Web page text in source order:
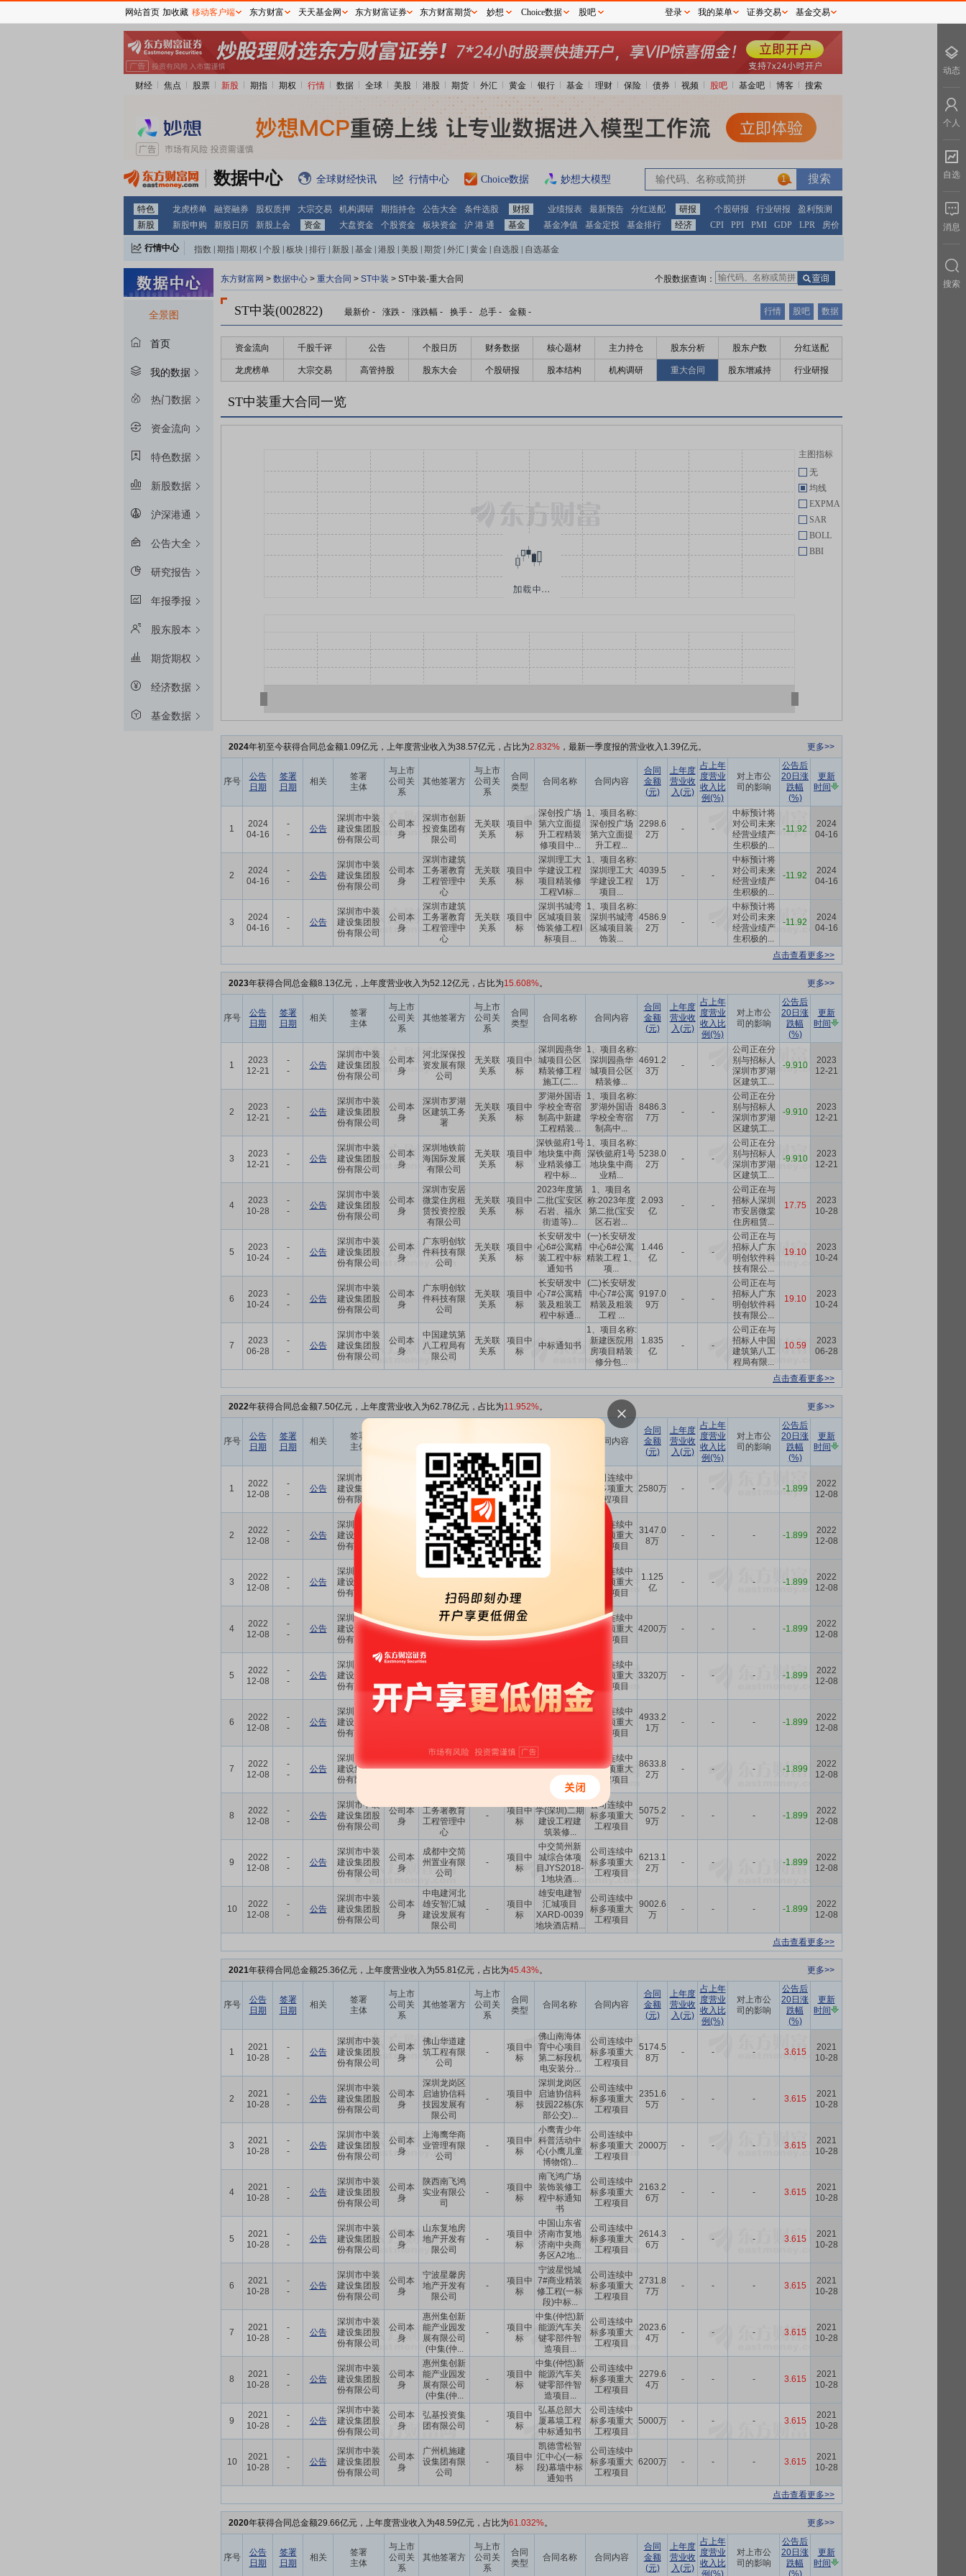
财经 焦点 股票 新股 期指 期权 行情 数据 全球 美股 港股 期货 外汇 黄金 银行 基金 理财 保险 债券 视频 股吧 基金吧 博客 搜索
数据中心 全球财经快讯 行情中心 Choice数据 妙想大模型 1
特色 龙虎榜单 融资融券 股权质押 大宗交易 机构调研 期指持仓 公告大全 条件选股 财报 业绩报表 最新预告 分红送配 研报 个股研报 行业研报
盈利预测
新股
新股申购 新股日历 新股上会 资金 大盘资金 个股资金 板块资金 沪 港 通 基金 基金净值 基金定投 基金排行 经济 CPI PPI PMI GDP LPR 房价
行情中心 指数 期指 期权 个股 板块 排行 新股 基金 港股 美股 期货 外汇 黄金 自选股 自选基金
全景图
首页
我的数据
热门数据
资金流向
特色数据
新股数据
沪深港通
公告大全
研究报告
年报季报
股东股本
期货期权
经济数据
基金数据
东方财富网 > 数据中心 > 重大合同 > ST中装 > ST中装-重大合同 个股数据查询：
ST中装(002822) 最新价 - 涨跌 - 涨跌幅 - 换手 - 总手 - 金额 - 行情 股吧 数据
资金流向 千股千评 公告 个股日历 财务数据 核心题材 主力持仓 股东分析 股东户数 分红送配
龙虎榜单 大宗交易 高管持股 股东大会 个股研报 股本结构 机构调研 重大合同 股东增减持 行业研报
ST中装重大合同一览
主图指标
无
均线
EXPMA
SAR
BOLL
BBI
2024年初至今获得合同总金额1.09亿元，上年度营业收入为38.57亿元，占比为2.832% ，最新一季度报的营业收入1.39亿元。 更多>>
序号
公告
日期
签署
日期
相关
签署
主体
与上市
公司关
系
其他签署方
与上市
公司关
系
合同
类型
合同名称 合同内容
合同
金额
(元)
上年度
营业收
入(元)
占上年
度营业
收入比
例(%)
对上市公
司的影响
公告后
20日涨
跌幅
(%)
更新
时间
1
2024
04-16
-
-
公告
深圳市中装
建设集团股
份有限公司
公司本
身
深圳市创新
投资集团有
限公司
无关联
关系
项目中
标
深创投广场
第六立面提
升工程精装
修项目中...
1、项目名称:
深创投广场
第六立面提
升工程...
2298.6
2万
- -
中标预计将
对公司未来
经营业绩产
生积极的...
-11.92
2024
04-16
2
2024
04-16
-
-
公告
深圳市中装
建设集团股
份有限公司
公司本
身
深圳市建筑
工务署教育
工程管理中
心
无关联
关系
项目中
标
深圳理工大
学建设工程
项目精装修
工程Ⅵ标...
1、项目名称:
深圳理工大
学建设工程
项目...
4039.5
1万
- -
中标预计将
对公司未来
经营业绩产
生积极的...
-11.92
2024
04-16
3
2024
04-16
-
-
公告
深圳市中装
建设集团股
份有限公司
公司本
身
深圳市建筑
工务署教育
工程管理中
心
无关联
关系
项目中
标
深圳书城湾
区城项目装
饰装修工程Ⅰ
标项目...
1、项目名称:
深圳书城湾
区城项目装
饰装...
4586.9
2万
- -
中标预计将
对公司未来
经营业绩产
生积极的...
-11.92
2024
04-16
点击查看更多>>
2023年获得合同总金额8.13亿元，上年度营业收入为52.12亿元，占比为15.608%。 更多>>
序号
公告
日期
签署
日期
相关
签署
主体
与上市
公司关
系
其他签署方
与上市
公司关
系
合同
类型
合同名称 合同内容
合同
金额
(元)
上年度
营业收
入(元)
占上年
度营业
收入比
例(%)
对上市公
司的影响
公告后
20日涨
跌幅
(%)
更新
时间
1
2023
12-21
-
-
公告
深圳市中装
建设集团股
份有限公司
公司本
身
河北深保投
资发展有限
公司
无关联
关系
项目中
标
深圳园燕华
城项目公区
精装修工程
施工(二...
1、项目名称:
深圳园燕华
城项目公区
精装修...
4691.2
3万
- -
公司正在分
别与招标人
深圳市罗湖
区建筑工...
-9.910
2023
12-21
2
2023
12-21
-
-
公告
深圳市中装
建设集团股
份有限公司
公司本
身
深圳市罗湖
区建筑工务
署
无关联
关系
项目中
标
罗湖外国语
学校全寄宿
制高中新建
工程精装...
1、项目名称:
罗湖外国语
学校全寄宿
制高中...
8486.3
7万
- -
公司正在分
别与招标人
深圳市罗湖
区建筑工...
-9.910
2023
12-21
3
2023
12-21
-
-
公告
深圳市中装
建设集团股
份有限公司
公司本
身
深圳地铁前
海国际发展
有限公司
无关联
关系
项目中
标
深铁懿府1号
地块集中商
业精装修工
程中标...
1、项目名称:
深铁懿府1号
地块集中商
业精...
5238.0
2万
- -
公司正在分
别与招标人
深圳市罗湖
区建筑工...
-9.910
2023
12-21
4
2023
10-28
-
-
公告
深圳市中装
建设集团股
份有限公司
公司本
身
深圳市安居
微棠住房租
赁投资控股
有限公司
无关联
关系
项目中
标
2023年度第
二批(宝安区
石岩、福永
街道等)...
1、项目名
称:2023年度
第二批(宝安
区石岩...
2.093
亿
- -
公司正在与
招标人深圳
市安居微棠
住房租赁...
17.75
2023
10-28
5
2023
10-24
-
-
公告
深圳市中装
建设集团股
份有限公司
公司本
身
广东明创软
件科技有限
公司
无关联
关系
项目中
标
长安研发中
心6#公寓精
装工程中标
通知书
(一)长安研发
中心6#公寓
精装工程 1、
项...
1.446
亿
- -
公司正在与
招标人广东
明创软件科
技有限公...
19.10
2023
10-24
6
2023
10-24
-
-
公告
深圳市中装
建设集团股
份有限公司
公司本
身
广东明创软
件科技有限
公司
无关联
关系
项目中
标
长安研发中
心7#公寓精
装及粗装工
程中标通...
(二)长安研发
中心7#公寓
精装及粗装
工程 ...
9197.0
9万
- -
公司正在与
招标人广东
明创软件科
技有限公...
19.10
2023
10-24
7
2023
06-28
-
-
公告
深圳市中装
建设集团股
份有限公司
公司本
身
中国建筑第
八工程局有
限公司
无关联
关系
项目中
标
中标通知书
1、项目名称:
新建医院用
房项目精装
修分包...
1.835
亿
- -
公司正在与
招标人中国
建筑第八工
程局有限...
10.59
2023
06-28
点击查看更多>>
2022年获得合同总金额7.50亿元，上年度营业收入为62.78亿元，占比为11.952%。 更多>>
序号
公告
日期
签署
日期
相关
签署
主体
其他签署方
系
合同名称 合同内容
合同
金额
(元)
上年度
营业收
入(元)
占上年
度营业
收入比
例(%)
对上市公
司的影响
公告后
20日涨
跌幅
(%)
更新
时间
1
2022
12-08
-
-
公告
深圳市中装
建设集团股
份有限公司
湖南宝基地
产集团有限
公司
-
项目中
标
来登酒店暖
通工程施工
公司连续中
标多项重大
工程项目
2580万 - - - -1.899
2022
12-08
2
2022
12-08
-
-
公告
深圳市中装
建设集团股
份有限公司
华润(深圳)有
限公司
-
项目中
标
精装修工程
中标通知...
公司连续中
标多项重大
工程项目
3147.0
8万
- - - -1.899
2022
12-08
3
2022
12-08
-
-
公告
深圳市中装
建设集团股
份有限公司
济南中铁诺
有限公司
项目中
中国中铁·诺
德生态城
公司连续中
标多项重大
工程项目
1.125
亿
- - - -1.899
2022
12-08
4
2022
12-08
-
-
公告
深圳市中装
建设集团股
份有限公司
公司本
身
青岛海尔空
调电子有限
公司
项目中
标
岛创客公寓
项目精装修
公司连续中
标多项重大
工程项目
4200万 - - - -1.899
2022
12-08
5
2022
12-08
-
-
公告
深圳市中装
建设集团股
份有限公司
身
山西良硕房
限公司
标
工程中标通
知书
公司连续中
标多项重大
工程项目
3320万 - - - -1.899
2022
12-08
6
2022
12-08
-
-
公告
深圳市中装
建设集团股
份有限公司
陕西燃气产
公司连续中
标多项重大
工程项目
4933.2
1万
- - - -1.899
2022
12-08
7
2022
12-08
-
-
公告
深圳市中装
建设集团股
份有限公司
公司本
深圳市建筑
工务署教育
-
项目中
医院项目装
修装饰工程Ⅲ
标段中...
公司连续中
标多项重大
工程项目
8633.8
2万
- - - -1.899
2022
12-08
8
2022
12-08
-
-
公告
深圳市中装
建设集团股
份有限公司
公司本
身
工务署教育
工程管理中
心
-
项目中
标
香港中文大
学(深圳)二期
建设工程建
筑装修...
公司连续中
标多项重大
工程项目
5075.2
9万
- - - -1.899
2022
12-08
9
2022
12-08
-
-
公告
深圳市中装
建设集团股
份有限公司
公司本
身
成都中交简
州置业有限
公司
-
项目中
标
中交简州新
城综合体项
目JYS2018-
1地块酒...
公司连续中
标多项重大
工程项目
6213.1
2万
- - - -1.899
2022
12-08
10
2022
12-08
-
-
公告
深圳市中装
建设集团股
份有限公司
公司本
身
中电建河北
雄安智汇城
建设发展有
限公司
-
项目中
标
雄安电建智
汇城项目
XARD-0039
地块酒店精...
公司连续中
标多项重大
工程项目
9002.6
万
- - - -1.899
2022
12-08
点击查看更多>>
2021年获得合同总金额25.36亿元，上年度营业收入为55.81亿元，占比为45.43%。 更多>>
序号
公告
日期
签署
日期
相关
签署
主体
与上市
公司关
系
其他签署方
与上市
公司关
系
合同
类型
合同名称 合同内容
合同
金额
(元)
上年度
营业收
入(元)
占上年
度营业
收入比
例(%)
对上市公
司的影响
公告后
20日涨
跌幅
(%)
更新
时间
1
2021
10-28
-
-
公告
深圳市中装
建设集团股
份有限公司
公司本
身
佛山华道建
筑工程有限
公司
-
项目中
标
佛山南海体
育中心项目
第二标段机
电安装分...
公司连续中
标多项重大
工程项目
5174.5
8万
- - - 3.615
2021
10-28
2
2021
10-28
-
-
公告
深圳市中装
建设集团股
份有限公司
公司本
身
深圳龙岗区
启迪协信科
技园发展有
限公司
-
项目中
标
深圳龙岗区
启迪协信科
技园22栋(东
部公交)...
公司连续中
标多项重大
工程项目
2351.6
5万
- - - 3.615
2021
10-28
3
2021
10-28
-
-
公告
深圳市中装
建设集团股
份有限公司
公司本
身
上海鹰华商
业管理有限
公司
-
项目中
标
小鹰青少年
科普活动中
心(小鹰儿童
博物馆)...
公司连续中
标多项重大
工程项目
2000万 - - - 3.615
2021
10-28
4
2021
10-28
-
-
公告
深圳市中装
建设集团股
份有限公司
公司本
身
陕西南飞鸿
实业有限公
司
-
项目中
标
南飞鸿广场
装饰装修工
程中标通知
书
公司连续中
标多项重大
工程项目
2163.2
6万
- - - 3.615
2021
10-28
5
2021
10-28
-
-
公告
深圳市中装
建设集团股
份有限公司
公司本
身
山东复地房
地产开发有
限公司
-
项目中
标
中国山东省
济南市复地
济南中央商
务区A2地...
公司连续中
标多项重大
工程项目
2614.3
6万
- - - 3.615
2021
10-28
6
2021
10-28
-
-
公告
深圳市中装
建设集团股
份有限公司
公司本
身
宁波星馨房
地产开发有
限公司
-
项目中
标
宁波星悦城
7#商业精装
修工程(一标
段)中标...
公司连续中
标多项重大
工程项目
2731.8
7万
- - - 3.615
2021
10-28
7
2021
10-28
-
-
公告
深圳市中装
建设集团股
份有限公司
公司本
身
惠州集创新
能产业园发
展有限公司
(中集(仲...
-
项目中
标
中集(仲恺)新
能源汽车关
键零部件智
造项目...
公司连续中
标多项重大
工程项目
2023.6
4万
- - - 3.615
2021
10-28
8
2021
10-28
-
-
公告
深圳市中装
建设集团股
份有限公司
公司本
身
惠州集创新
能产业园发
展有限公司
(中集(仲...
-
项目中
标
中集(仲恺)新
能源汽车关
键零部件智
造项目...
公司连续中
标多项重大
工程项目
2279.6
4万
- - - 3.615
2021
10-28
9
2021
10-28
-
-
公告
深圳市中装
建设集团股
份有限公司
公司本
身
弘基投资集
团有限公司
-
项目中
标
弘基总部大
厦幕墙工程
中标通知书
公司连续中
标多项重大
工程项目
5000万 - - - 3.615
2021
10-28
10
2021
10-28
-
-
公告
深圳市中装
建设集团股
份有限公司
公司本
身
广州机施建
设集团有限
公司
-
项目中
标
凯德雪松智
汇中心(一标
段)幕墙中标
通知书
公司连续中
标多项重大
工程项目
6200万 - - - 3.615
2021
10-28
点击查看更多>>
2020年获得合同总金额29.66亿元，上年度营业收入为48.59亿元，占比为61.032%。 更多>>
序号
公告
日期
签署
日期
相关
签署
主体
与上市
公司关
系
其他签署方
与上市
公司关
系
合同
类型
合同名称 合同内容
合同
金额
(元)
上年度
营业收
入(元)
占上年
度营业
收入比
例(%)
对上市公
司的影响
公告后
20日涨
跌幅
(%)
更新
时间
网站首页 加收藏 移动客户端 东方财富 天天基金网 东方财富证券 东方财富期货 妙想 Choice数据 股吧 登录 我的菜单 证券交易 基金交易
动态
个人
自选
消息
搜索